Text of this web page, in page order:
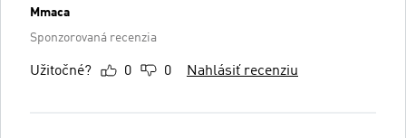
Mmaca
Sponzorovaná recenzia
Užitočné? 0 0 Nahlásiť recenziu